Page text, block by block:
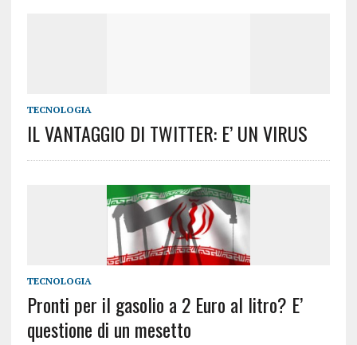
TECNOLOGIA
IL VANTAGGIO DI TWITTER: E’ UN VIRUS
TECNOLOGIA
Pronti per il gasolio a 2 Euro al litro? E’
questione di un mesetto